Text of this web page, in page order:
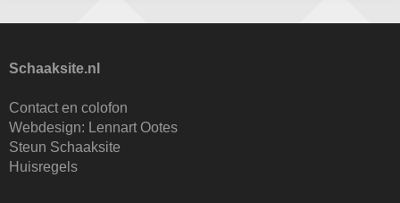
23 augustus 2026 · Utrecht
25 augustus 2026 · Bunschoten-Spakenburg
Nazomervierkampentoernooi 2026
28 augustus 2026 · Assen
Schaaksite.nl
Contact en colofon
Webdesign: Lennart Ootes
Steun Schaaksite
Huisregels